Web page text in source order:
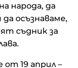
народа, да
осъзнаваме,
съдник за
19 април –